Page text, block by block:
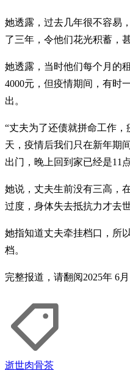
她透露，过去几年很不容易
了三年，令他们花光积蓄，
她透露，当时他们每个月的
4000元，但疫情期间，有时
出。
“丈夫为了还债就拼命工作
天，疫情后我们只在新年期
出门，晚上回到家已经是11
她说，丈夫生前没有三高，
过度，身体失去抵抗力才去世
她指知道丈夫牵挂档口，所
档。
完整报道，请翻阅2025年 6
逝世肉骨茶